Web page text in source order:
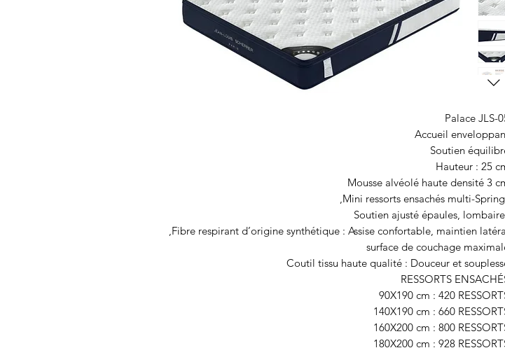
Palace JLS-
Accueil
Soutien
Hauteur : 25
Mousse alvéolé haute densité 3
Mini ressorts ensachés multi-
Soutien ajusté épaules,
Fibre respirant d’origine synthétique : Assise confortable, maintien
surface de couchage
Coutil tissu haute qualité : Douceur et
RESSORTS
90X190 cm : 420
140X190 cm : 660
160X200 cm : 800
180X200 cm : 928